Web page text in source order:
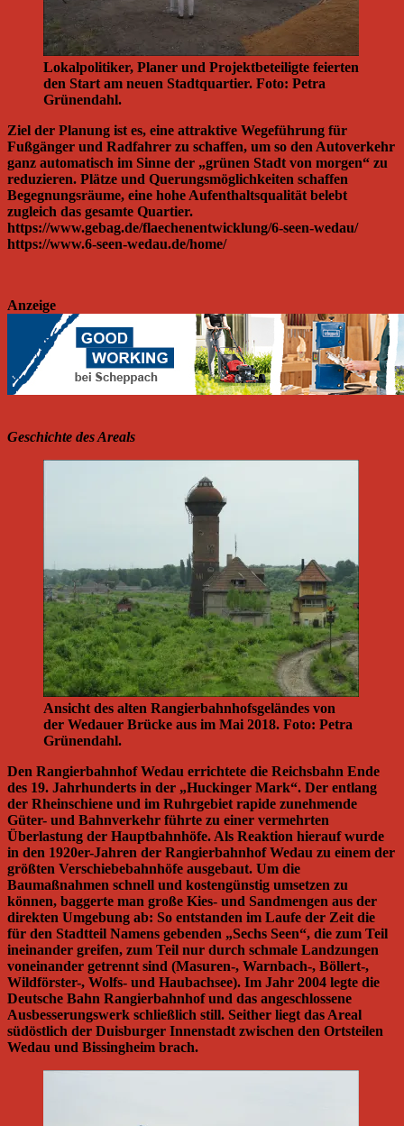
Lokalpolitiker, Planer und Projektbeteiligte feierten
den Start am neuen Stadtquartier. Foto: Petra
Grünendahl.
Ziel der Planung ist es, eine attraktive Wegeführung für
Fußgänger und Radfahrer zu schaffen, um so den Autoverkehr
ganz automatisch im Sinne der „grünen Stadt von morgen“ zu
reduzieren. Plätze und Querungsmöglichkeiten schaffen
Begegnungsräume, eine hohe Aufenthaltsqualität belebt
zugleich das gesamte Quartier.
https://www.gebag.de/flaechenentwicklung/6-seen-wedau/
https://www.6-seen-wedau.de/home/
Anzeige
Geschichte des Areals
Ansicht des alten Rangierbahnhofsgeländes von
der Wedauer Brücke aus im Mai 2018. Foto: Petra
Grünendahl.
Den Rangierbahnhof Wedau errichtete die Reichsbahn Ende
des 19. Jahrhunderts in der „Huckinger Mark“. Der entlang
der Rheinschiene und im Ruhrgebiet rapide zunehmende
Güter- und Bahnverkehr führte zu einer vermehrten
Überlastung der Hauptbahnhöfe. Als Reaktion hierauf wurde
in den 1920er-Jahren der Rangierbahnhof Wedau zu einem der
größten Verschiebebahnhöfe ausgebaut. Um die
Baumaßnahmen schnell und kostengünstig umsetzen zu
können, baggerte man große Kies- und Sandmengen aus der
direkten Umgebung ab: So entstanden im Laufe der Zeit die
für den Stadtteil Namens gebenden „Sechs Seen“, die zum Teil
ineinander greifen, zum Teil nur durch schmale Landzungen
voneinander getrennt sind (Masuren-, Warnbach-, Böllert-,
Wildförster-, Wolfs- und Haubachsee). Im Jahr 2004 legte die
Deutsche Bahn Rangierbahnhof und das angeschlossene
Ausbesserungswerk schließlich still. Seither liegt das Areal
südöstlich der Duisburger Innenstadt zwischen den Ortsteilen
Wedau und Bissingheim brach.